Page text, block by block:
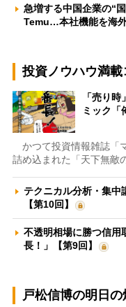
急増する中国企業の“
Temu…本社機能を海
投資ノウハウ満載
「売り
ミック「
かつて投資情報雑誌「
詰め込まれた「天下無敵
テクニカル分析・集
【第10回】
不透明相場に勝つ信
長！」【第9回】
戸松信博の明日の